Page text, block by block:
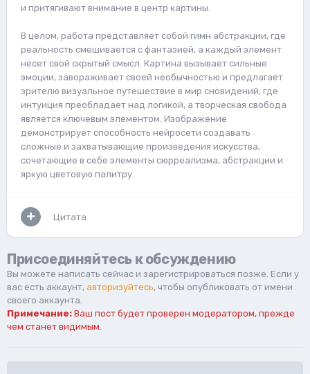
и притягивают внимание в центр картины.
В целом, работа представляет собой гимн абстракции, где
реальность смешивается с фантазией, а каждый элемент
несет свой скрытый смысл. Картина вызывает сильные
эмоции, завораживает своей необычностью и предлагает
зрителю визуальное путешествие в мир сновидений, где
интуиция преобладает над логикой, а творческая свобода
является ключевым элементом. Изображение
демонстрирует способность нейросети создавать
сложные и захватывающие произведения искусства,
сочетающие в себе элементы сюрреализма, абстракции и
яркую цветовую палитру.
Цитата
Присоединяйтесь к обсуждению
Вы можете написать сейчас и зарегистрироваться позже. Если у
вас есть аккаунт, авторизуйтесь, чтобы опубликовать от имени
своего аккаунта.
Примечание: Ваш пост будет проверен модератором, прежде
чем станет видимым.